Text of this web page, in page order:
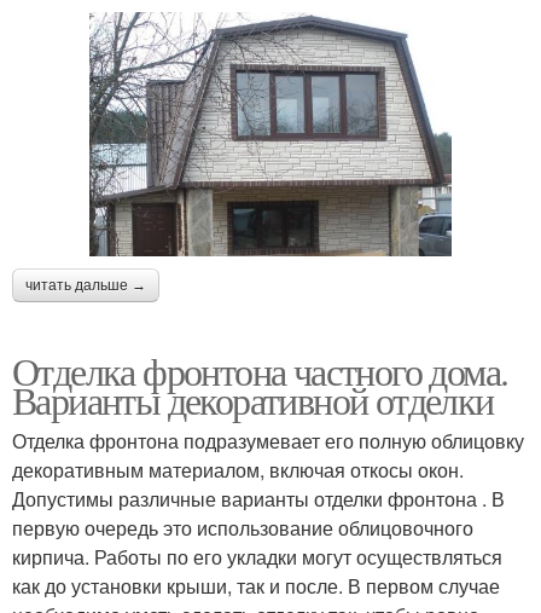
читать дальше →
Отделка фронтона частного дома.
Варианты декоративной отделки
Отделка фронтона подразумевает его полную облицовку
декоративным материалом, включая откосы окон.
Допустимы различные варианты отделки фронтона . В
первую очередь это использование облицовочного
кирпича. Работы по его укладки могут осуществляться
как до установки крыши, так и после. В первом случае